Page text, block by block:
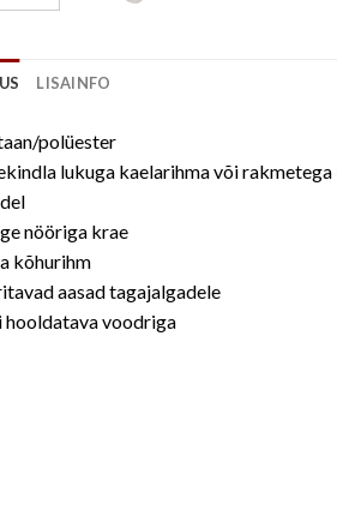
LISAINFO
polüester
lukuga kaelarihma või
nööriga krae
kõhurihm
aasad tagajalgadele
hooldatava voodriga